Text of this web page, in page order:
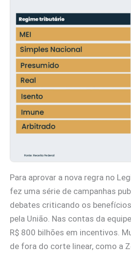
Para aprovar a nova regra no
fez uma série de campanhas
debates criticando os
pela União. Nas contas da
R$ 800 bilhões em incentivos.
de fora do corte linear, como a